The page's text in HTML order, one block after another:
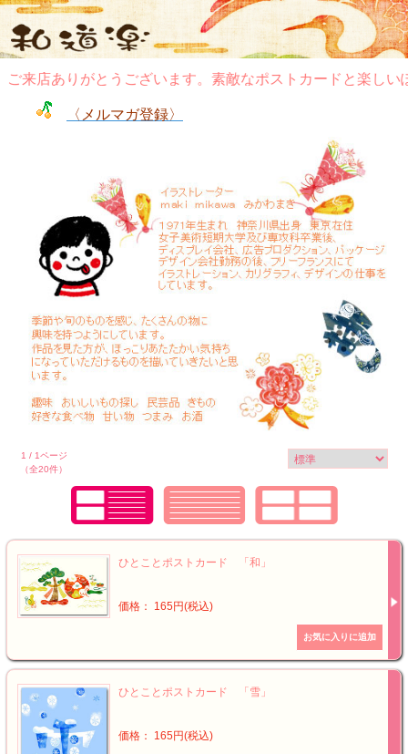
店ありがとうございます。素敵なポストカードと楽しいぽ
〈メルマガ登録〉
1 / 1ページ
（全20件）
ひとことポストカード 「和」
価格： 165円(税込)
ひとことポストカード 「雪」
価格： 165円(税込)